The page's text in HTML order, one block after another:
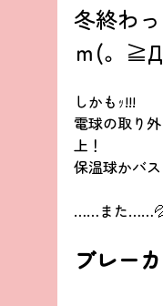
冬終わ
ｍ(。
しかもｯ!!!
電球の取り
上！
保温球かバ
……また
ブレー